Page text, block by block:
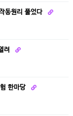
동원리 풀었다
려
한마당